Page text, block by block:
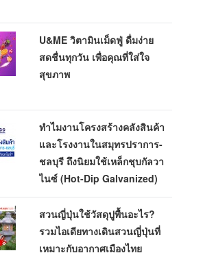
U&ME วิตามินเม็ดฟู่ ดื่มง่าย
สดชื่นทุกวัน เพื่อคุณที่ใส่ใจ
สุขภาพ
ทำไมงานโครงสร้างคลังสินค้า
และโรงงานในสมุทรปราการ-
ชลบุรี ถึงนิยมใช้เหล็กชุบกัลวา
ไนซ์ (Hot-Dip Galvanized)
สวนญี่ปุ่นใช้วัสดุปูพื้นอะไร?
รวมไอเดียทางเดินสวนญี่ปุ่นที่
เหมาะกับอากาศเมืองไทย